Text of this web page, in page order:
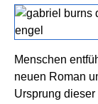
Menschen
neuen Roman
Ursprung